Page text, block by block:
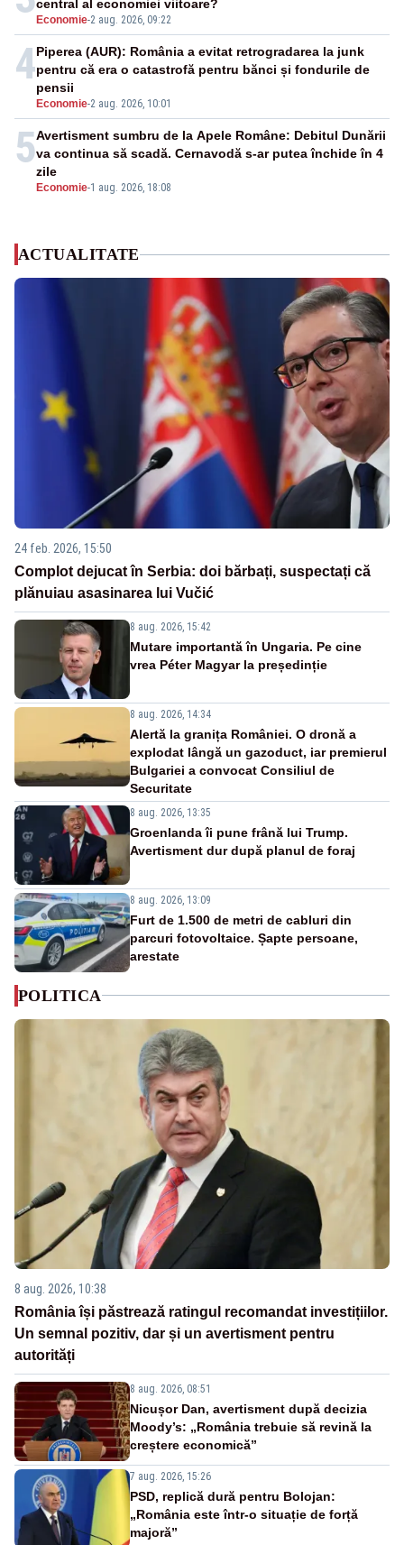
Economie-2 aug. 2026, 09:22
central al economiei viitoare?
4
Economie-2 aug. 2026, 10:01
Piperea (AUR): România a evitat retrogradarea la junk
pentru că era o catastrofă pentru bănci și fondurile de
pensii
5
Economie-1 aug. 2026, 18:08
Avertisment sumbru de la Apele Române: Debitul Dunării
va continua să scadă. Cernavodă s-ar putea închide în 4
zile
ACTUALITATE
24 feb. 2026, 15:50
Complot dejucat în Serbia: doi bărbați, suspectați că
plănuiau asasinarea lui Vučić
8 aug. 2026, 15:42
Mutare importantă în Ungaria. Pe cine
vrea Péter Magyar la președinție
8 aug. 2026, 14:34
Alertă la granița României. O dronă a
explodat lângă un gazoduct, iar premierul
Bulgariei a convocat Consiliul de
Securitate
8 aug. 2026, 13:35
Groenlanda îi pune frână lui Trump.
Avertisment dur după planul de foraj
8 aug. 2026, 13:09
Furt de 1.500 de metri de cabluri din
parcuri fotovoltaice. Șapte persoane,
arestate
POLITICA
8 aug. 2026, 10:38
România își păstrează ratingul recomandat investițiilor.
Un semnal pozitiv, dar și un avertisment pentru
autorități
8 aug. 2026, 08:51
Nicușor Dan, avertisment după decizia
Moody’s: „România trebuie să revină la
creștere economică”
7 aug. 2026, 15:26
PSD, replică dură pentru Bolojan:
„România este într-o situație de forță
majoră”